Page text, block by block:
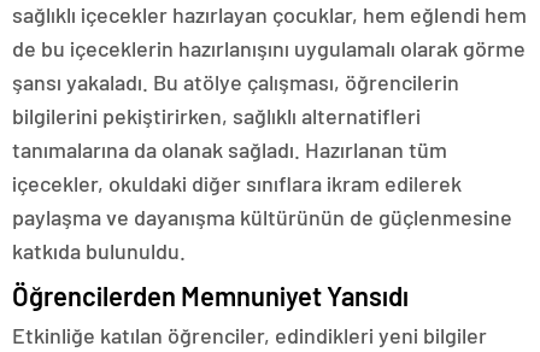
sağlıklı içecekler hazırlayan çocuklar, hem eğlendi hem
de bu içeceklerin hazırlanışını uygulamalı olarak görme
şansı yakaladı. Bu atölye çalışması, öğrencilerin
bilgilerini pekiştirirken, sağlıklı alternatifleri
tanımalarına da olanak sağladı. Hazırlanan tüm
içecekler, okuldaki diğer sınıflara ikram edilerek
paylaşma ve dayanışma kültürünün de güçlenmesine
katkıda bulunuldu.
Öğrencilerden Memnuniyet Yansıdı
Etkinliğe katılan öğrenciler, edindikleri yeni bilgiler